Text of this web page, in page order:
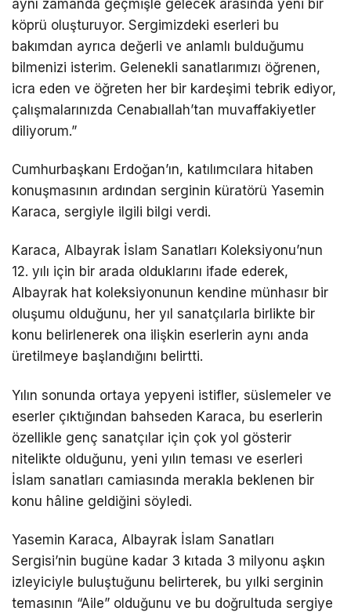
aynı zamanda geçmişle gelecek arasında yeni bir
köprü oluşturuyor. Sergimizdeki eserleri bu
bakımdan ayrıca değerli ve anlamlı bulduğumu
bilmenizi isterim. Gelenekli sanatlarımızı öğrenen,
icra eden ve öğreten her bir kardeşimi tebrik ediyor,
çalışmalarınızda Cenabıallah’tan muvaffakiyetler
diliyorum.”
Cumhurbaşkanı Erdoğan’ın, katılımcılara hitaben
konuşmasının ardından serginin küratörü Yasemin
Karaca, sergiyle ilgili bilgi verdi.
Karaca, Albayrak İslam Sanatları Koleksiyonu’nun
12. yılı için bir arada olduklarını ifade ederek,
Albayrak hat koleksiyonunun kendine münhasır bir
oluşumu olduğunu, her yıl sanatçılarla birlikte bir
konu belirlenerek ona ilişkin eserlerin aynı anda
üretilmeye başlandığını belirtti.
Yılın sonunda ortaya yepyeni istifler, süslemeler ve
eserler çıktığından bahseden Karaca, bu eserlerin
özellikle genç sanatçılar için çok yol gösterir
nitelikte olduğunu, yeni yılın teması ve eserleri
İslam sanatları camiasında merakla beklenen bir
konu hâline geldiğini söyledi.
Yasemin Karaca, Albayrak İslam Sanatları
Sergisi’nin bugüne kadar 3 kıtada 3 milyonu aşkın
izleyiciyle buluştuğunu belirterek, bu yılki serginin
temasının “Aile” olduğunu ve bu doğrultuda sergiye